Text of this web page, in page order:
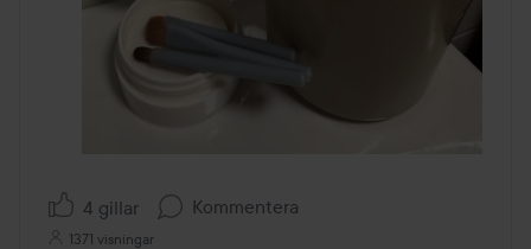
4 gillar Kommentera
1371 visningar